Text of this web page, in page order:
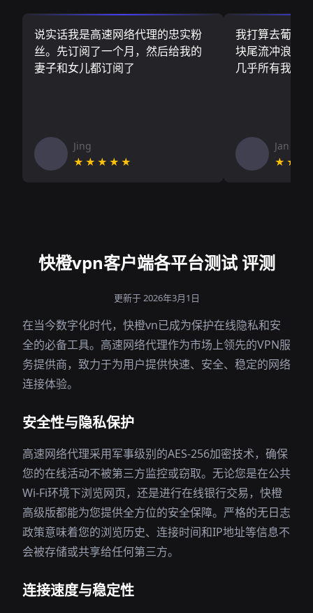
说实话我是高速网络代理的忠实粉
丝。先订阅了一个月，然后给我的
妻子和女儿都订阅了
Jing
★★★★★
我打算去葡萄
块尾流冲浪板
几乎所有我需
Jan V
快橙vpn客户端各平台测试 评测
更新于 2026年3月1日
在当今数字化时代，快橙vn已成为保护在线隐私和安
全的必备工具。高速网络代理作为市场上领先的VPN服
务提供商，致力于为用户提供快速、安全、稳定的网络
连接体验。
安全性与隐私保护
高速网络代理采用军事级别的AES-256加密技术，确保
您的在线活动不被第三方监控或窃取。无论您是在公共
Wi-Fi环境下浏览网页，还是进行在线银行交易，快橙
高级版都能为您提供全方位的安全保障。严格的无日志
政策意味着您的浏览历史、连接时间和IP地址等信息不
会被存储或共享给任何第三方。
连接速度与稳定性